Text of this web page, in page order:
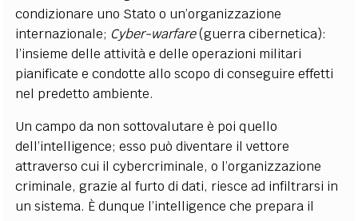
condizionare uno Stato o un’organizzazione
internazionale; Cyber-warfare(guerra cibernetica):
l’insieme delle attività e delle operazioni militari
pianificate e condotte allo scopo di conseguire effetti
nel predetto ambiente.
Un campo da non sottovalutare è poi quello
dell’intelligence; esso può diventare il vettore
attraverso cui il cybercriminale, o l’organizzazione
criminale, grazie al furto di dati, riesce ad infiltrarsi in
un sistema. È dunque l’intelligence che prepara il